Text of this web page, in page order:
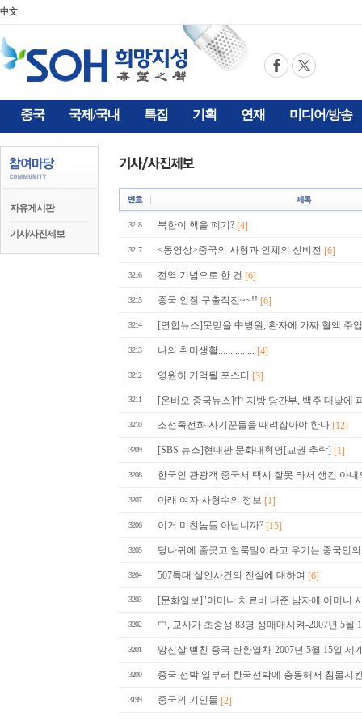
中文
중국 국제/국내 특집 기획 연재 미디어/방송
자유게시판
기사/사진제보
3218 북한이 핵을 폐기? [4]
3217 <동영상>중국의 사형과 인체의 신비전 [6]
3216 전역 기념으로 한 건 [6]
3215 중국 인질 구출작전~~!! [6]
3214 [연합뉴스]못믿을 中병원, 환자에 가짜 혈액 주
3213 나의 취미생활............... [4]
3212 영원히 기억될 포스터 [3]
3211 [온바오 중국뉴스]中 지방 당간부, 백주 대낮에
3210 조선족전화 사기꾼들을 때려잡아야 한다 [12]
3209 [SBS 뉴스]현대판 문화대혁명[교권 추락] [1]
3208 한국인 관광객 중국서 택시 잘못 타서 생긴 아
3207 아래 여자 사형수의 정보 [1]
3206 이거 미친놈들 아닙니까? [15]
3205 당나귀에 줄긋고 얼룩말이라고 우기는 중국인
3204 507특대 살인사건의 진실에 대하여 [6]
3203 [문화일보]"어머니 치료비 내준 남자에 어머니
3202 中, 교사가 초중생 83명 성매매시켜-2007년 5월
3201 망신살 뻗친 중국 탄환열차-2007년 5월 15일 세
3200 중국 선박 일부러 한국선박에 충동해서 침몰시
3199 중국의 기인들 [2]